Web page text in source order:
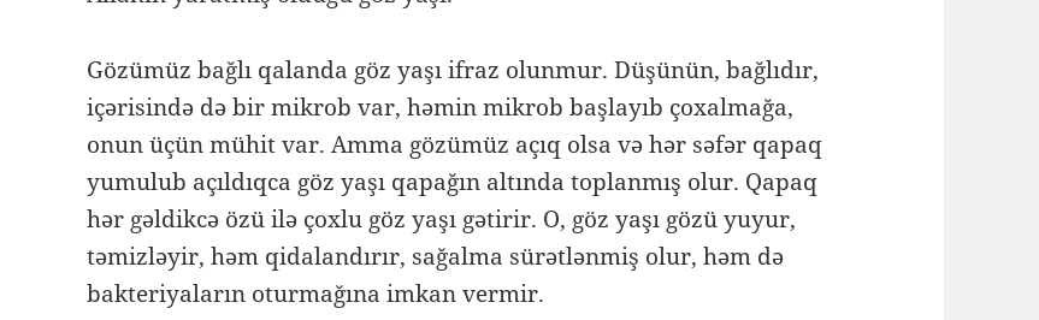
Gözümüz bağlı qalanda göz yaşı ifraz olunmur. Düşünün, bağlıdır,
içərisində də bir mikrob var, həmin mikrob başlayıb çoxalmağa,
onun üçün mühit var. Amma gözümüz açıq olsa və hər səfər qapaq
yumulub açıldıqca göz yaşı qapağın altında toplanmış olur. Qapaq
hər gəldikcə özü ilə çoxlu göz yaşı gətirir. O, göz yaşı gözü yuyur,
təmizləyir, həm qidalandırır, sağalma sürətlənmiş olur, həm də
bakteriyaların oturmağına imkan vermir.